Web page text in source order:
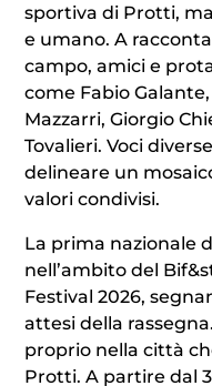
sportiva di Protti,
e umano. A
campo, amici e
come Fabio Galante
Mazzarri,Giorgio
Tovalieri. Voci
delineare un
valori condivisi.
La prima nazionale
nell’ambito del
Festival 2026,
attesi della
proprio nella città
Protti. A partire dal